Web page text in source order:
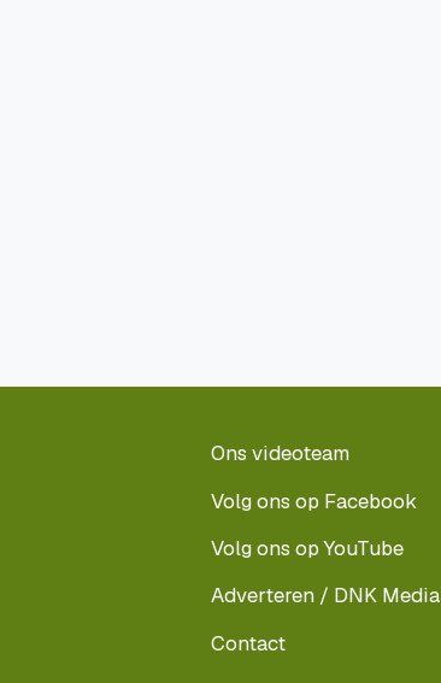
Ons videoteam
Volg ons op Facebook
Volg ons op YouTube
Adverteren / DNK Media
Contact